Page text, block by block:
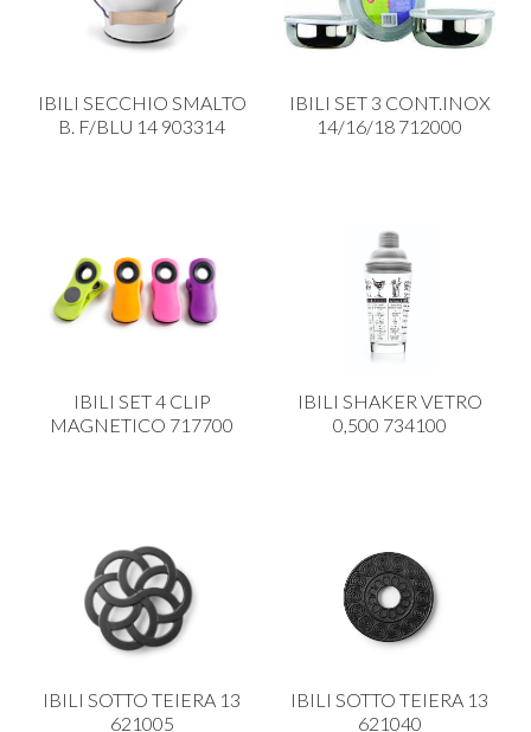
IBILI SECCHIO SMALTO
B. F/BLU 14 903314
IBILI SET 3 CONT.INOX
14/16/18 712000
IBILI SET 4 CLIP
MAGNETICO 717700
IBILI SHAKER VETRO
0,500 734100
IBILI SOTTO TEIERA 13
621005
IBILI SOTTO TEIERA 13
621040